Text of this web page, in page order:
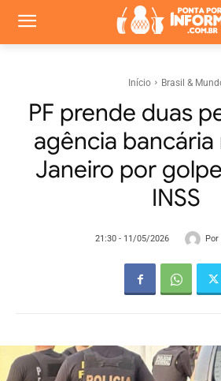
Início Brasil &
PF prende duas
agência bancária
Janeiro por
INSS
21:30 - 11/05/2026 Por